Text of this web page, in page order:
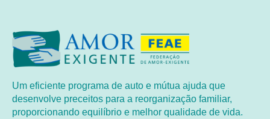
Um eficiente programa de auto e mútua ajuda que
desenvolve preceitos para a reorganização familiar,
proporcionando equilíbrio e melhor qualidade de vida.